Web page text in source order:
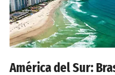
América del Sur: